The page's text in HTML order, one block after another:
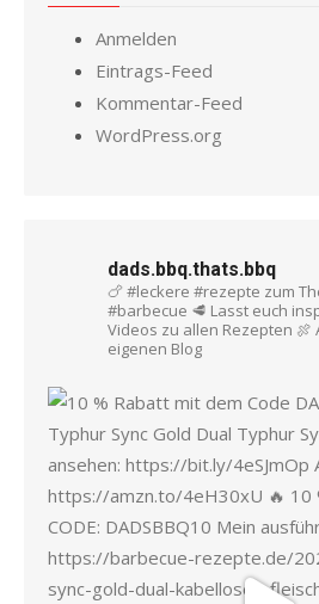
Anmelden
Eintrags-Feed
Kommentar-Feed
WordPress.org
dads.bbq.thats.bbq
🍗 #leckere #rezepte zum
#barbecue 🥩 Lasst euch
Videos zu allen Rezepten 🍖
eigenen Blog